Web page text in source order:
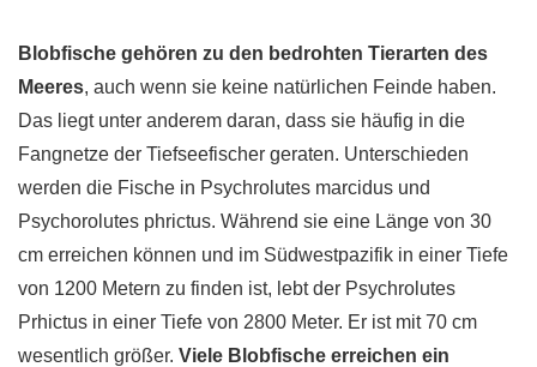
Blobfische gehören zu den bedrohten Tierarten des
Meeres, auch wenn sie keine natürlichen Feinde haben.
Das liegt unter anderem daran, dass sie häufig in die
Fangnetze der Tiefseefischer geraten. Unterschieden
werden die Fische in Psychrolutes marcidus und
Psychorolutes phrictus. Während sie eine Länge von 30
cm erreichen können und im Südwestpazifik in einer Tiefe
von 1200 Metern zu finden ist, lebt der Psychrolutes
Prhictus in einer Tiefe von 2800 Meter. Er ist mit 70 cm
wesentlich größer. Viele Blobfische erreichen ein